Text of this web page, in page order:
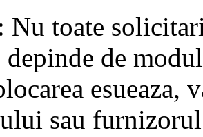
Nu toate
depinde de
sau